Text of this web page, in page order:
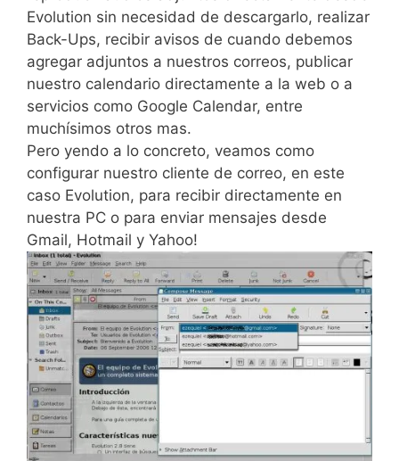
Evolution sin necesidad de descargarlo, realizar
Back-Ups, recibir avisos de cuando debemos
agregar adjuntos a nuestros correos, publicar
nuestro calendario directamente a la web o a
servicios como Google Calendar, entre
muchísimos otros mas.
Pero yendo a lo concreto, veamos como
configurar nuestro cliente de correo, en este
caso Evolution, para recibir directamente en
nuestra PC o para enviar mensajes desde
Gmail, Hotmail y Yahoo!